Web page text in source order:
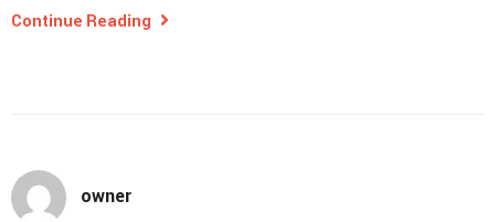
Continue Reading
owner